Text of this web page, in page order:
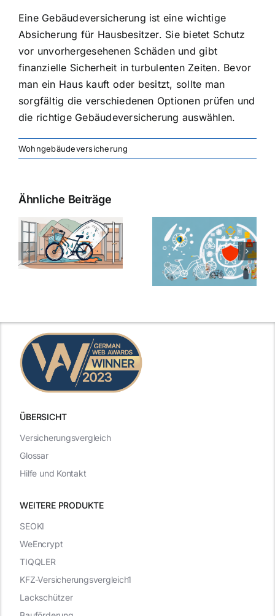
Eine Gebäudeversicherung ist eine wichtige
Absicherung für Hausbesitzer. Sie bietet Schutz
vor unvorhergesehenen Schäden und gibt
finanzielle Sicherheit in turbulenten Zeiten. Bevor
man ein Haus kauft oder besitzt, sollte man
sorgfältig die verschiedenen Optionen prüfen und
die richtige Gebäudeversicherung auswählen.
Wohngebäudeversicherung
Ähnliche Beiträge
ÜBERSICHT
WEITERE PRODUKTE
Versicherungsvergleich
Glossar
Hilfe und Kontakt
SEOKI
WeEncrypt
TIQQLER
KFZ-Versicherungsvergleich1
Lackschützer